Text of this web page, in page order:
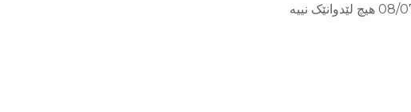
08/ هیچ لێدوانێک نییە